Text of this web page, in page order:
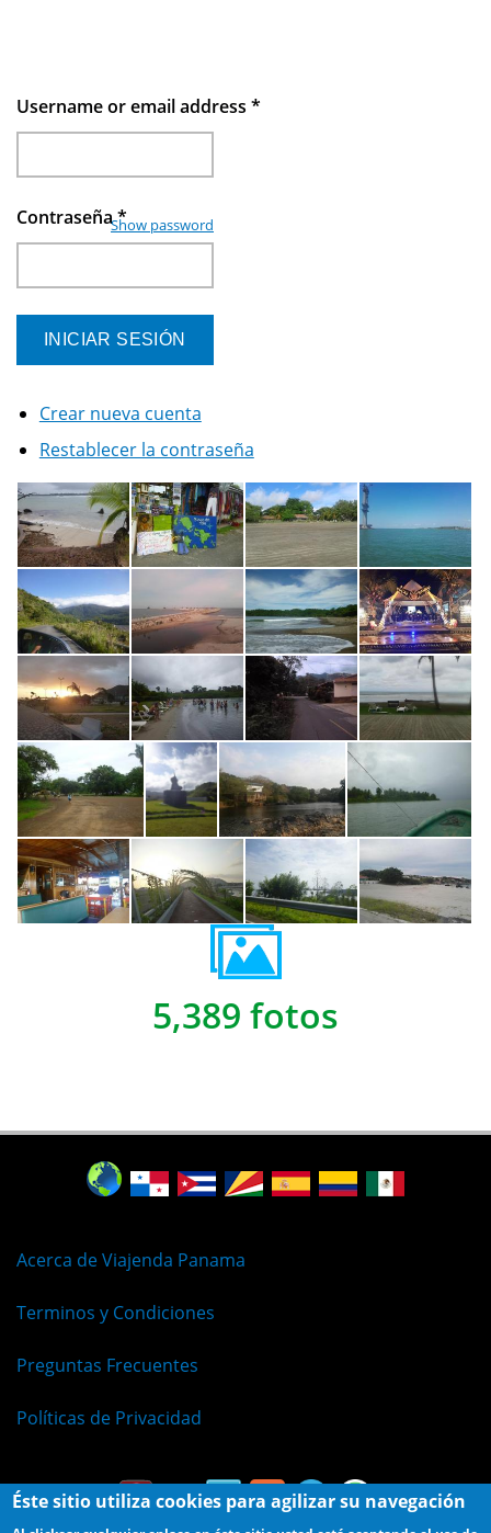
Username or email address *
Contraseña*
Show password
Crear nueva cuenta
Restablecer la contraseña
5,389 fotos
Acerca de Viajenda Panama
Terminos y Condiciones
Preguntas Frecuentes
Políticas de Privacidad
Éste sitio utiliza cookies para agilizar su navegación